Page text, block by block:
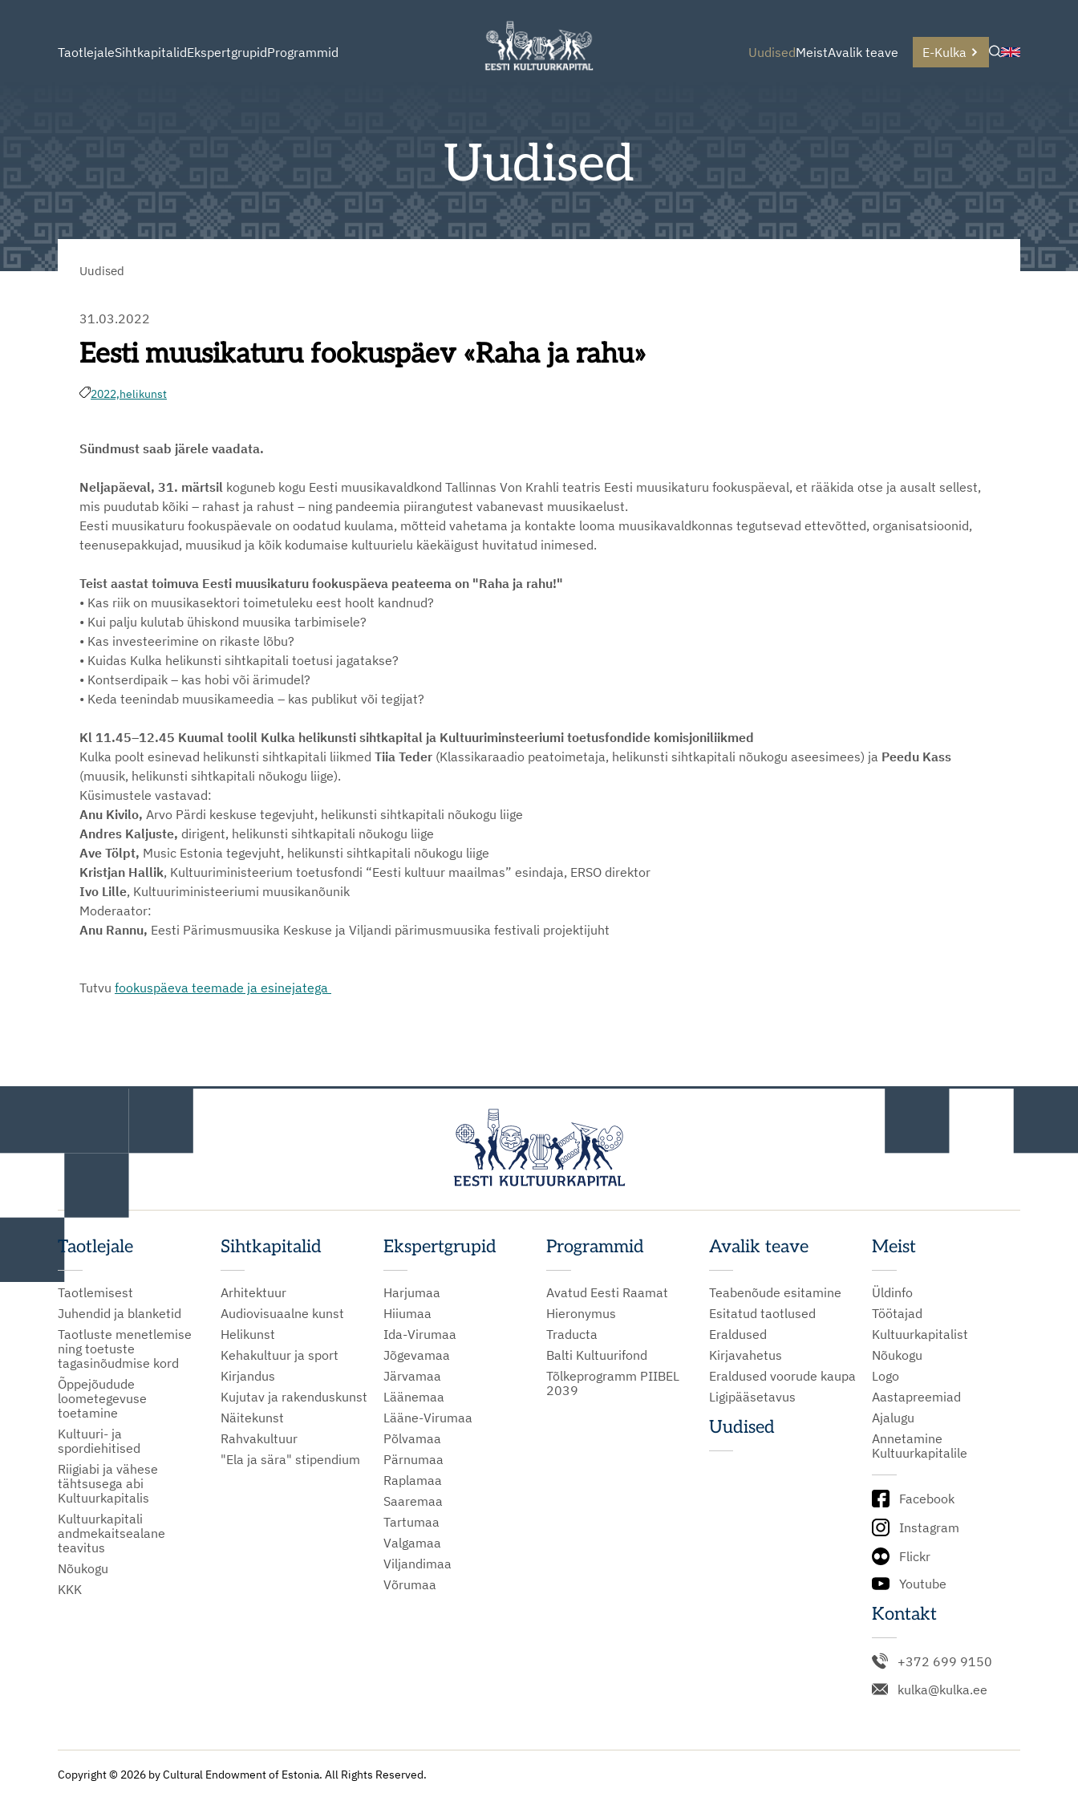
TaotlejaleSihtkapitalidEkspertgrupidProgrammid UudisedMeistAvalik teave E-Kulka
Uudised
Uudised
31.03.2022
Eesti muusikaturu fookuspäev «Raha ja rahu»
2022,helikunst
Sündmust saab järele vaadata.
Neljapäeval, 31. märtsil koguneb kogu Eesti muusikavaldkond Tallinnas Von Krahli teatris Eesti muusikaturu fookuspäeval, et rääkida otse ja ausalt sellest,
mis puudutab kõiki – rahast ja rahust – ning pandeemia piirangutest vabanevast muusikaelust.
Eesti muusikaturu fookuspäevale on oodatud kuulama, mõtteid vahetama ja kontakte looma muusikavaldkonnas tegutsevad ettevõtted, organisatsioonid,
teenusepakkujad, muusikud ja kõik kodumaise kultuurielu käekäigust huvitatud inimesed.
Teist aastat toimuva Eesti muusikaturu fookuspäeva peateema on "Raha ja rahu!"
• Kas riik on muusikasektori toimetuleku eest hoolt kandnud?
• Kui palju kulutab ühiskond muusika tarbimisele?
• Kas investeerimine on rikaste lõbu?
• Kuidas Kulka helikunsti sihtkapitali toetusi jagatakse?
• Kontserdipaik – kas hobi või ärimudel?
• Keda teenindab muusikameedia – kas publikut või tegijat?
Kl 11.45–12.45 Kuumal toolil Kulka helikunsti sihtkapital ja Kultuuriminsteeriumi toetusfondide komisjoniliikmed
Kulka poolt esinevad helikunsti sihtkapitali liikmed Tiia Teder (Klassikaraadio peatoimetaja, helikunsti sihtkapitali nõukogu aseesimees) ja Peedu Kass
(muusik, helikunsti sihtkapitali nõukogu liige).
Küsimustele vastavad:
Anu Kivilo, Arvo Pärdi keskuse tegevjuht, helikunsti sihtkapitali nõukogu liige
Andres Kaljuste, dirigent, helikunsti sihtkapitali nõukogu liige
Ave Tölpt, Music Estonia tegevjuht, helikunsti sihtkapitali nõukogu liige
Kristjan Hallik, Kultuuriministeerium toetusfondi “Eesti kultuur maailmas” esindaja, ERSO direktor
Ivo Lille, Kultuuriministeeriumi muusikanõunik
Moderaator:
Anu Rannu, Eesti Pärimusmuusika Keskuse ja Viljandi pärimusmuusika festivali projektijuht
Tutvu fookuspäeva teemade ja esinejatega
Taotlejale
Taotlemisest
Juhendid ja blanketid
Taotluste menetlemise
ning toetuste
tagasinõudmise kord
Õppejõudude
loometegevuse
toetamine
Kultuuri- ja
spordiehitised
Riigiabi ja vähese
tähtsusega abi
Kultuurkapitalis
Kultuurkapitali
andmekaitsealane
teavitus
Nõukogu
KKK
Sihtkapitalid
Arhitektuur
Audiovisuaalne kunst
Helikunst
Kehakultuur ja sport
Kirjandus
Kujutav ja rakenduskunst
Näitekunst
Rahvakultuur
"Ela ja sära" stipendium
Ekspertgrupid
Harjumaa
Hiiumaa
Ida-Virumaa
Jõgevamaa
Järvamaa
Läänemaa
Lääne-Virumaa
Põlvamaa
Pärnumaa
Raplamaa
Saaremaa
Tartumaa
Valgamaa
Viljandimaa
Võrumaa
Programmid
Avatud Eesti Raamat
Hieronymus
Traducta
Balti Kultuurifond
Tõlkeprogramm PIIBEL
2039
Avalik teave
Teabenõude esitamine
Esitatud taotlused
Eraldused
Kirjavahetus
Eraldused voorude kaupa
Ligipääsetavus
Uudised
Meist
Üldinfo
Töötajad
Kultuurkapitalist
Nõukogu
Logo
Aastapreemiad
Ajalugu
Annetamine
Kultuurkapitalile
Facebook
Instagram
Flickr
Youtube
Kontakt
+372 699 9150
kulka@kulka.ee
Copyright © 2026 by Cultural Endowment of Estonia. All Rights Reserved.